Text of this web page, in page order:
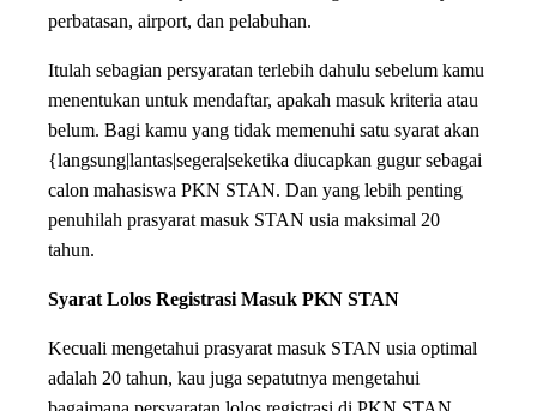
perbatasan, airport, dan pelabuhan.
Itulah sebagian persyaratan terlebih dahulu sebelum kamu
menentukan untuk mendaftar, apakah masuk kriteria atau
belum. Bagi kamu yang tidak memenuhi satu syarat akan
{langsung|lantas|segera|seketika diucapkan gugur sebagai
calon mahasiswa PKN STAN. Dan yang lebih penting
penuhilah prasyarat masuk STAN usia maksimal 20
tahun.
Syarat Lolos Registrasi Masuk PKN STAN
Kecuali mengetahui prasyarat masuk STAN usia optimal
adalah 20 tahun, kau juga sepatutnya mengetahui